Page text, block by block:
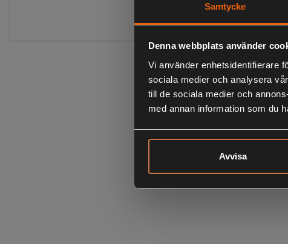
Samtycke
Denna webbplats använder
Vi använder enhetsidentifierare
sociala medier och analysera
till de sociala medier och
med annan information som du
Avvisa